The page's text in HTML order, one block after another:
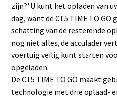
zijn?' U kunt het opladen van
dag, want de CT5 TIME TO GO
schatting van de resterende
nog niet alles, de acculader
voertuig veilig kunt starten
opgeladen.
De CT5 TIME TO GO maakt
technologie met drie oplaad-